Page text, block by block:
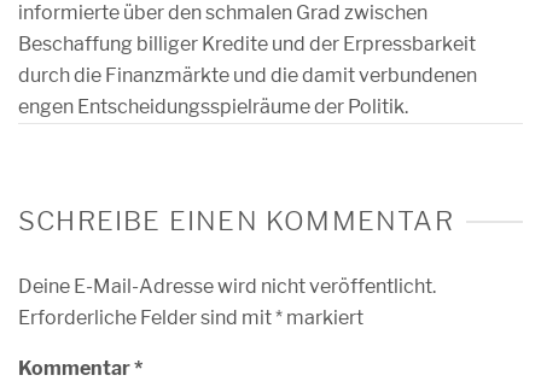
informierte über den schmalen Grad zwischen
Beschaffung billiger Kredite und der Erpressbarkeit
durch die Finanzmärkte und die damit verbundenen
engen Entscheidungsspielräume der Politik.
SCHREIBE EINEN KOMMENTAR
Deine E-Mail-Adresse wird nicht veröffentlicht.
Erforderliche Felder sind mit* markiert
Kommentar*